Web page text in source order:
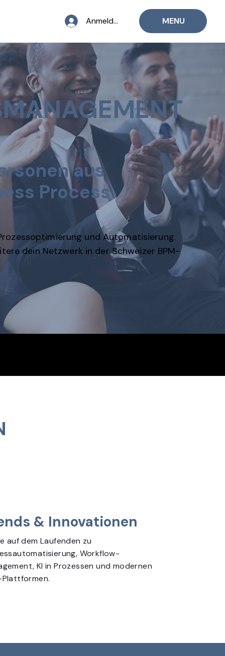
Anmelden MENU
aus
Process
und Automatisierung.
dein Netzwerk in der Schweizer BPM-
& Innovationen
auf dem Laufenden zu
Workflow-
KI in Prozessen und modernen
Plattformen.